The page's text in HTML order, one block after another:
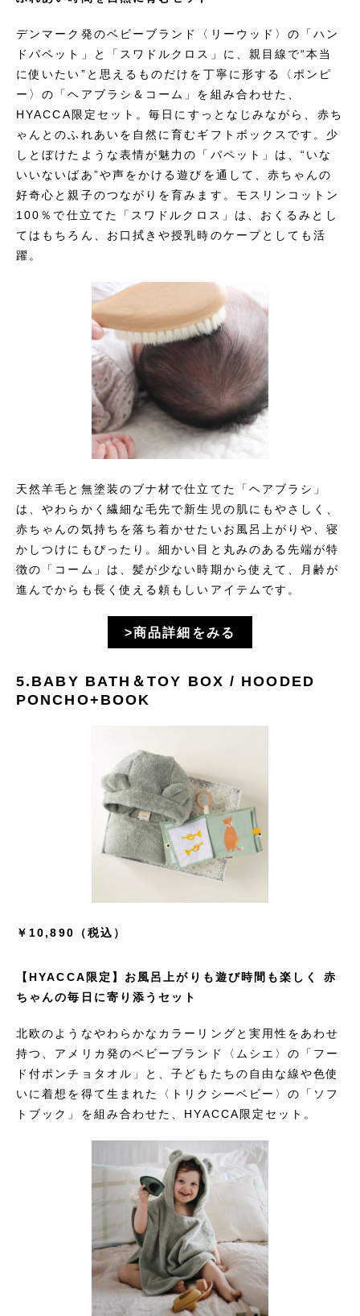
デンマーク発のベビーブランド〈リーウッド〉の「ハン
ドパペット」と「スワドルクロス」に、親目線で“本当
に使いたい”と思えるものだけを丁寧に形する〈ポンピ
ー〉の「ヘアブラシ＆コーム」を組み合わせた、
HYACCA限定セット。毎日にすっとなじみながら、赤ち
ゃんとのふれあいを自然に育むギフトボックスです。少
しとぼけたような表情が魅力の「パペット」は、“いな
いいないばあ”や声をかける遊びを通して、赤ちゃんの
好奇心と親子のつながりを育みます。モスリンコットン
100％で仕立てた「スワドルクロス」は、おくるみとし
てはもちろん、お口拭きや授乳時のケープとしても活
躍。
天然羊毛と無塗装のブナ材で仕立てた「ヘアブラシ」
は、やわらかく繊細な毛先で新生児の肌にもやさしく、
赤ちゃんの気持ちを落ち着かせたいお風呂上がりや、寝
かしつけにもぴったり。細かい目と丸みのある先端が特
徴の「コーム」は、髪が少ない時期から使えて、月齢が
進んでからも長く使える頼もしいアイテムです。
>商品詳細をみる
5.BABY BATH＆TOY BOX / HOODED
PONCHO+BOOK
￥10,890（税込）
【HYACCA限定】お風呂上がりも遊び時間も楽しく 赤
ちゃんの毎日に寄り添うセット
北欧のようなやわらかなカラーリングと実用性をあわせ
持つ、アメリカ発のベビーブランド〈ムシエ〉の「フー
ド付ポンチョタオル」と、子どもたちの自由な線や色使
いに着想を得て生まれた〈トリクシーベビー〉の「ソフ
トブック」を組み合わせた、HYACCA限定セット。